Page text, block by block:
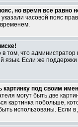
но время все равно
часовой пояс
в том, что
язык. Если же
картинку под своим
могут быть две
картинка побольше,
использованы.